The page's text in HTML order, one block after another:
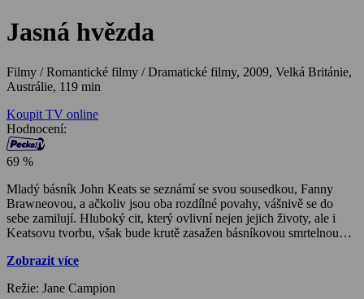
Jasná hvězda
Filmy / Romantické filmy / Dramatické filmy, 2009, Velká Británie,
Austrálie, 119 min
Koupit TV online
Hodnocení:
69 %
Mladý básník John Keats se seznámí se svou sousedkou, Fanny
Brawneovou, a ačkoliv jsou oba rozdílné povahy, vášnivě se do
sebe zamilují. Hluboký cit, který ovlivní nejen jejich životy, ale i
Keatsovu tvorbu, však bude krutě zasažen básníkovou smrtelnou
Novozélandská režisérka a scenáristka Jane Campionová zahájila
(1982), za nějž získala Zlatou palmu v kategorii krátkých filmů na
Zobrazit více
Režie: Jane Campion